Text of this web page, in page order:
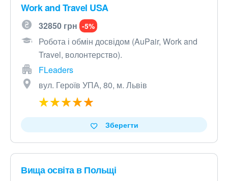
Work and Travel USA
32850 грн -5%
Робота і обмін досвідом (AuPair, Work and
Travel, волонтерство).
FLeaders
вул. Героїв УПА, 80, м. Львів
Зберегти
Вища освіта в Польщі